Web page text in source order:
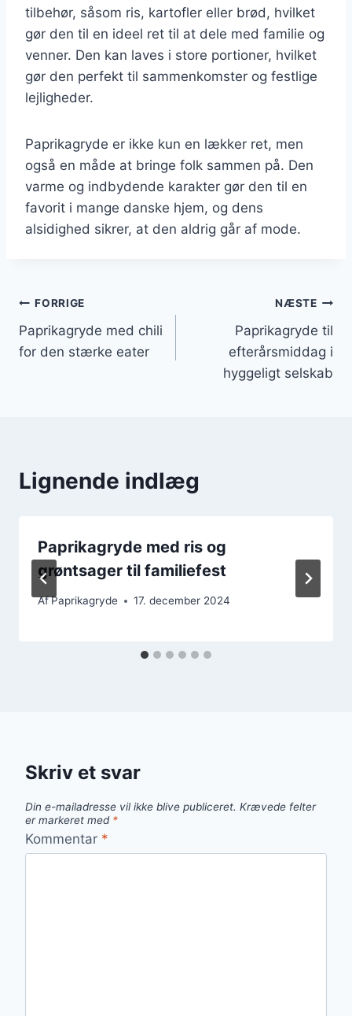
tilbehør, såsom ris, kartofler eller brød, hvilket
gør den til en ideel ret til at dele med familie og
venner. Den kan laves i store portioner, hvilket
gør den perfekt til sammenkomster og festlige
lejligheder.
Paprikagryde er ikke kun en lækker ret, men
også en måde at bringe folk sammen på. Den
varme og indbydende karakter gør den til en
favorit i mange danske hjem, og dens
alsidighed sikrer, at den aldrig går af mode.
Indlægsnavigation
FORRIGE
Paprikagryde med chili
for den stærke eater
NÆSTE
Paprikagryde til
efterårsmiddag i
hyggeligt selskab
Lignende indlæg
Paprikagryde med ris og
grøntsager til familiefest
AfPaprikagryde 17. december 2024
Skriv et svar
Din e-mailadresse vil ikke blive publiceret. Krævede felter
er markeret med *
Kommentar *